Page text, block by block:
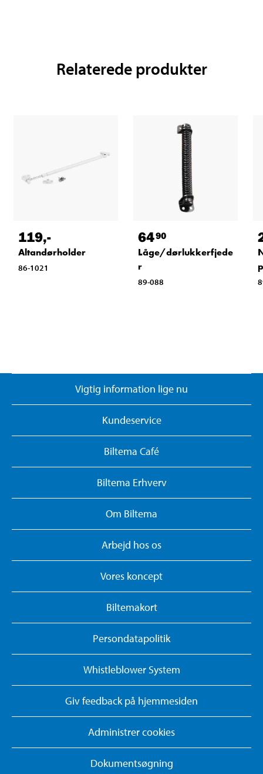
Relaterede produkter
119,-
Altandørholder
86-1021
6490
Låge/dørlukkerfjede
r
89-088
Vigtig information lige nu
Kundeservice
Biltema Café
Biltema Erhverv
Om Biltema
Arbejd hos os
Vores koncept
Biltemakort
Persondatapolitik
Whistleblower System
Giv feedback på hjemmesiden
Administrer cookies
Dokumentsøgning